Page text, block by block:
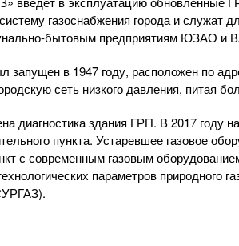
газоснабжения города и служат
бытовым предприятиям ЮЗАО и
запущен в 1947 году, расположен по
сеть низкого давления, питая
диагностика здания ГРП. В 2017 году
пункта. Устаревшее газовое
с современным газовым
параметров природного